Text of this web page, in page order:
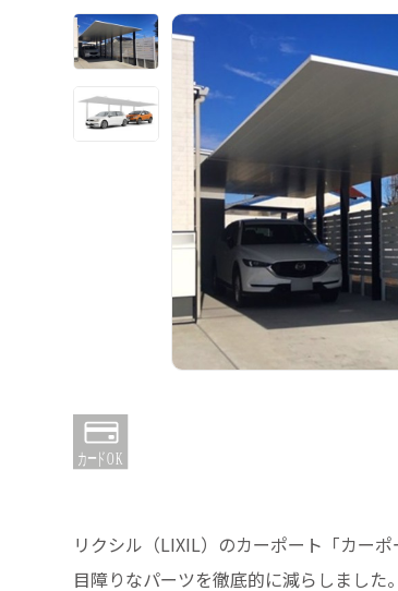
リクシル（LIXIL）のカーポート「カー
目障りなパーツを徹底的に減らしました。